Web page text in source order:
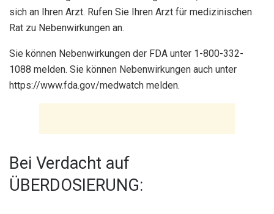
sich an Ihren Arzt. Rufen Sie Ihren Arzt für medizinischen
Rat zu Nebenwirkungen an.
Sie können Nebenwirkungen der FDA unter 1-800-332-
1088 melden. Sie können Nebenwirkungen auch unter
https://www.fda.gov/medwatch melden.
Bei Verdacht auf
ÜBERDOSIERUNG: